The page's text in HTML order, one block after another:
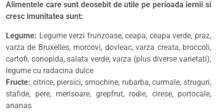
Alimentele care sunt deosebit de utile pe perioada iernii si
cresc imunitatea sunt:
Legume: Legume verzi frunzoase, ceapa, ceapa verde, praz,
varza de Bruxelles, morcovi, dovleac, varza creata, broccoli,
cartofi, conopida, salata verde, varza (plus diverse varietati),
legume cu radacina dulce
Fructe: citrice, piersici, smochine, rubarba, curmale, struguri,
stafide, pere, merisoare, grepfrut, rodie, cirese, portocale,
ananas